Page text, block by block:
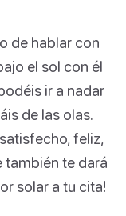
de hablar con
el sol con él
ir a nadar
de las olas.
feliz,
también te dará
solar a tu cita!